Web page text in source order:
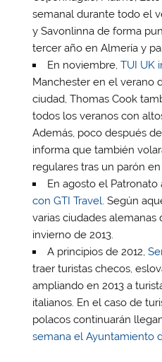
semanal durante todo el
y Savonlinna de forma
tercer año en Almería y
En noviembre, TUI UK
Manchester en el verano
ciudad, Thomas Cook
todos los veranos con
Además, poco después
informa que también
regulares tras un parón en
En agosto el
con GTI Travel. Según
varias ciudades
invierno de 2013.
A principios de 2012,
traer turistas checos,
ampliando en 2013 a
italianos. En el caso de
polacos continuarán
semana el Ayuntamiento